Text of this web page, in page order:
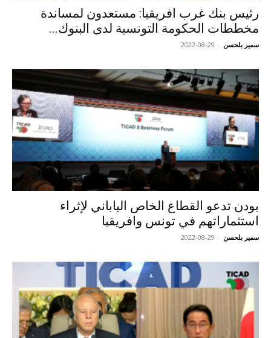
رئيس بنك غرب افريقيا: مستعدون لمساندة
مخططات الحكومة التونسية لدى البنوك...
سمير بلحسن -
2022-08-29
بودن تدعو القطاع الخاص الياباني لإثراء
استثماراتهم في تونس وافريقيا
سمير بلحسن -
2022-08-29